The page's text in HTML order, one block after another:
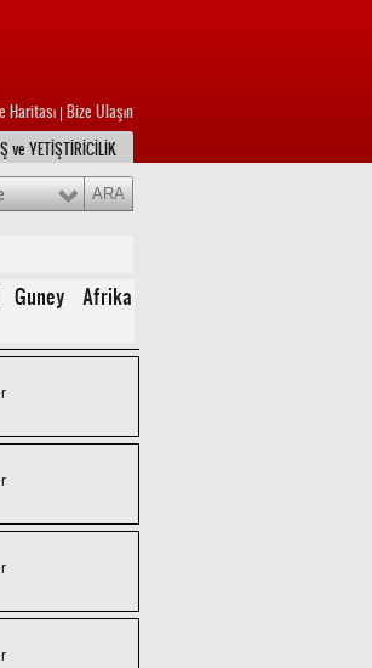
Haritası Bize Ulaşın
ve YETİŞTİRİCİLİK
Afrika